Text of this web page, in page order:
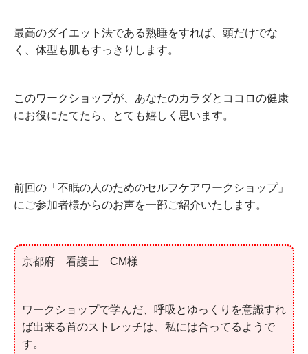
最高のダイエット法である熟睡をすれば、頭だけでな
く、体型も肌もすっきりします。
このワークショップが、あなたのカラダとココロの健康
にお役にたてたら、とても嬉しく思います。
前回の「不眠の人のためのセルフケアワークショップ」
にご参加者様からのお声を一部ご紹介いたします。
京都府 看護士 CM様
ワークショップで学んだ、呼吸とゆっくりを意識すれ
ば出来る首のストレッチは、私には合ってるようで
す。